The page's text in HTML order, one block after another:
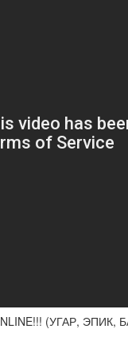
(УГАР, ЭПИК,